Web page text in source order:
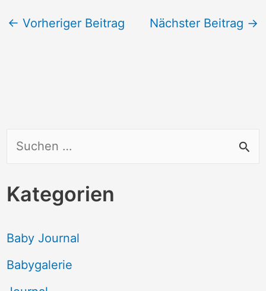
c
e
n
Kategorien
Baby Journal
Babygalerie
← Vorheriger Beitrag Nächster Beitrag →